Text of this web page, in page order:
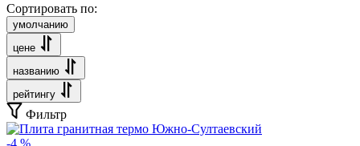
Сортировать по:
умолчанию
цене
названию
рейтингу
Фильтр
-4 %